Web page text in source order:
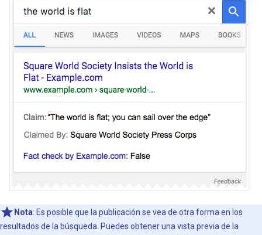
Nota: Es posible que la publicación se vea de otra forma en los
resultados de la búsqueda. Puedes obtener una vista previa de la